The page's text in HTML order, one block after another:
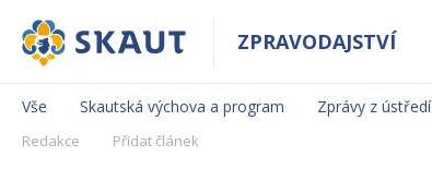
ZPRAVODAJSTVÍ
Vše Skautská výchova a program Zprávy z ústředí
Redakce Přidat článek